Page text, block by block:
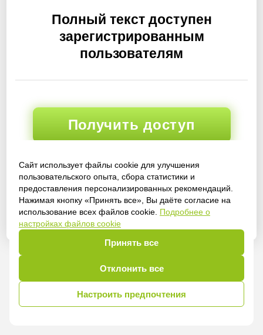
Сайт использует файлы cookie для улучшения
пользовательского опыта, сбора статистики и
предоставления персонализированных рекомендаций.
Нажимая кнопку «Принять все», Вы даёте согласие на
использование всех файлов cookie. Подробнее о
настройках файлов cookie
Принять все
Отклонить все
Настроить предпочтения
Полный текст доступен
зарегистрированным
пользователям
Получить доступ
Войти